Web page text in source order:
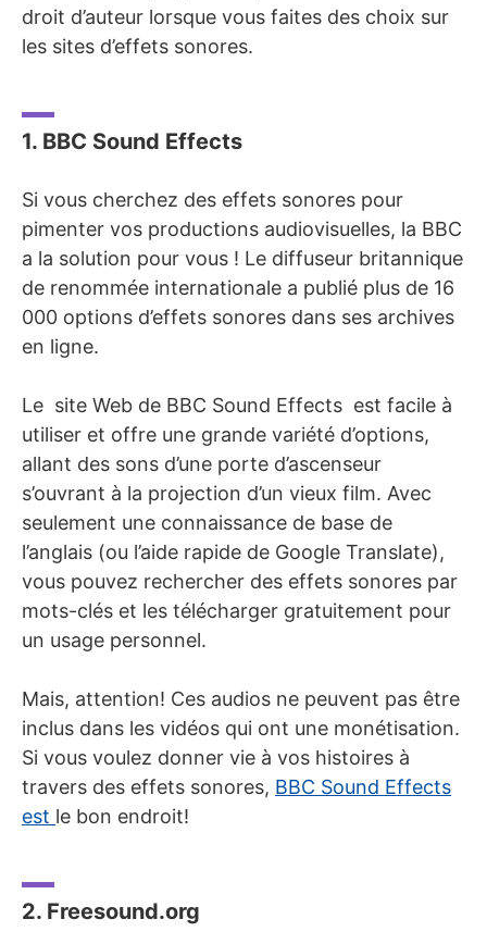
droit d’auteur lorsque vous faites des choix sur
les sites d’effets sonores.
1. BBC Sound Effects
Si vous cherchez des effets sonores pour
pimenter vos productions audiovisuelles, la BBC
a la solution pour vous ! Le diffuseur britannique
de renommée internationale a publié plus de 16
000 options d’effets sonores dans ses archives
en ligne.
Le site Web de BBC Sound Effects est facile à
utiliser et offre une grande variété d’options,
allant des sons d’une porte d’ascenseur
s’ouvrant à la projection d’un vieux film. Avec
seulement une connaissance de base de
l’anglais (ou l’aide rapide de Google Translate),
vous pouvez rechercher des effets sonores par
mots-clés et les télécharger gratuitement pour
un usage personnel.
Mais, attention! Ces audios ne peuvent pas être
inclus dans les vidéos qui ont une monétisation.
Si vous voulez donner vie à vos histoires à
travers des effets sonores, BBC Sound Effects
est le bon endroit!
2. Freesound.org